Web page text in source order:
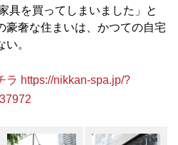
具を買ってしまいました」と
豪奢な住まいは、かつての自宅
。
https://nikkan-spa.jp/?